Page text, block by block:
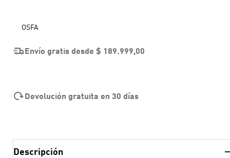
OSFA
Envío gratis desde $ 189.999,00
Devolución gratuita en 30 días
Descripción